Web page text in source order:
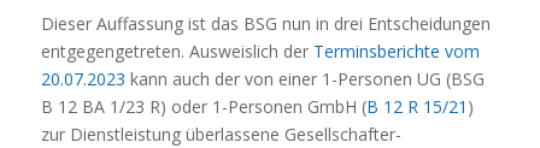
Dieser Auffassung ist das BSG nun in drei Entscheidungen
entgegengetreten. Ausweislich der Terminsberichte vom
20.07.2023 kann auch der von einer 1-Personen UG (BSG
B 12 BA 1/23 R) oder 1-Personen GmbH (B 12 R 15/21 )
zur Dienstleistung überlassene Gesellschafter-